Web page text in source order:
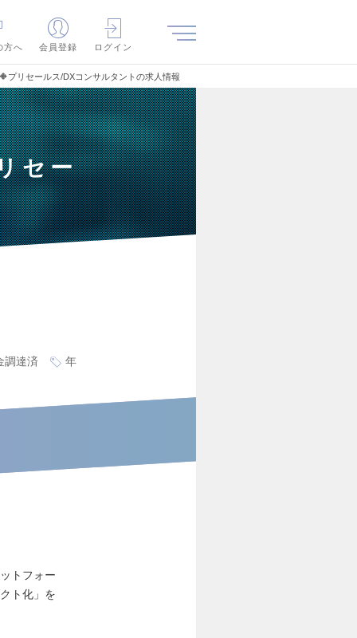
方へ 会員登録 ログイン
プリセールス/DXコンサルタントの求人情報
セー
調達済 年
トフォー
ト化」を